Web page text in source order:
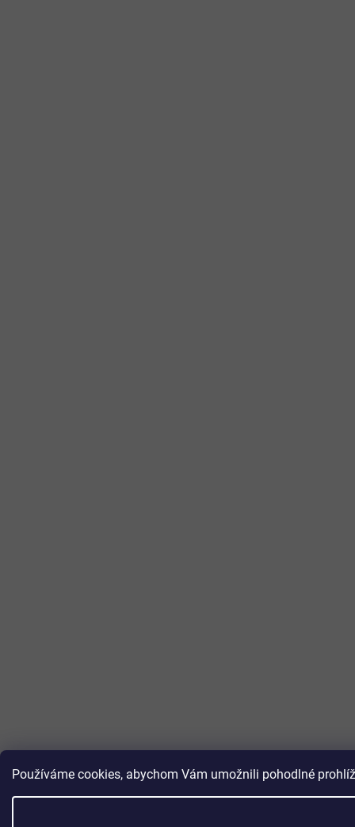
Používáme cookies, abychom Vám umožnili pohodlné